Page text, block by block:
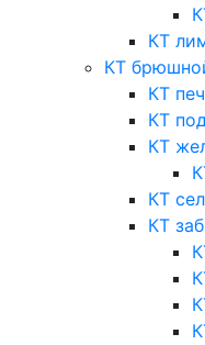
КТ
КТ
КТ
КТ
КТ
КТ
КТ